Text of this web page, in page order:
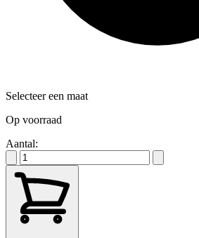
Selecteer een maat
Op voorraad
Aantal: